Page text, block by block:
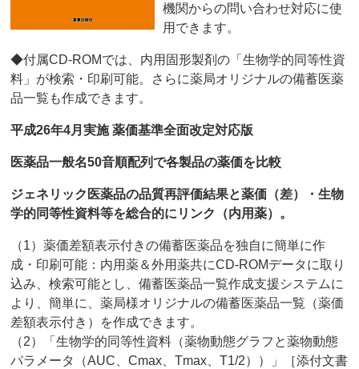
機関からの問い合わせ対応に使
用できます。
◆付属CD-ROMでは、内用固形製剤の「生物学的同等性資
料」が検索・印刷可能。さらに薬局オリジナルの備蓄医薬
品一覧も作成できます。
平成26年4月実施 薬価基準全面改定対応版
医薬品一般名50音順配列で各製品の薬価を比較
ジェネリック医薬品の品質再評価結果と薬価（差）・生物
学的同等性資料等を総合的にリンク（内用薬）。
（1）薬価差額表示付きの備蓄医薬品を独自に簡単に作
成・印刷可能：内用薬＆外用薬共にCD-ROMデータに取り
込み、検索可能とし、備蓄医薬品一覧作成支援システムに
より、簡単に、薬局様オリジナルの備蓄医薬品一覧（薬価
差額表示付き）を作成できます。
（2）「生物学的同等性資料（薬物動態グラフと薬物動態
パラメータ（AUC、Cmax、Tmax、T1/2））」［添付文書